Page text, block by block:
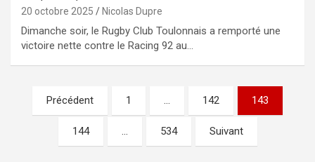
20 octobre 2025 Nicolas Dupre
Dimanche soir, le Rugby Club Toulonnais a remporté une
victoire nette contre le Racing 92 au…
Pagination
des
publications
Précédent 1 … 142 143
144 … 534 Suivant